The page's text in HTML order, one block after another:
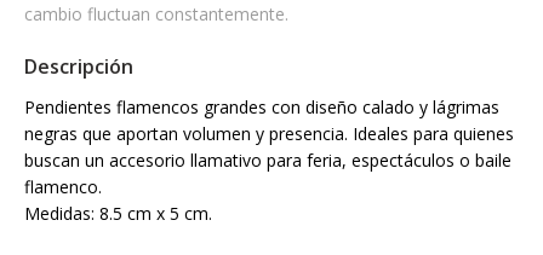
cambio fluctuan constantemente.
Descripción
Pendientes flamencos grandes con diseño calado y lágrimas
negras que aportan volumen y presencia. Ideales para quienes
buscan un accesorio llamativo para feria, espectáculos o baile
flamenco.
Medidas: 8.5 cm x 5 cm.